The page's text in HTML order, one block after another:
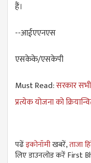
हैं।
--आईएएनएस
एसकेके/एसकेपी
Must Read:सरकार
प्रत्येक योजना को
पढेंइकोनॉमीखबरें,ताजा
लिए डाउनलोड करें First